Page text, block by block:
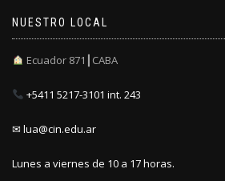
NUESTRO LOCAL
Ecuador 871┃CABA
+5411 5217-3101 int. 243
✉ lua@cin.edu.ar
Lunes a viernes de 10 a 17 horas.